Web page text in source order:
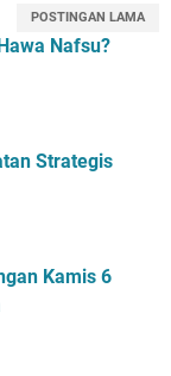
POSTINGAN LAMA
Nafsu?
Strategis
Kamis 6